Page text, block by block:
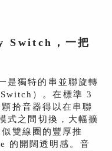
，一把
是獨特的串並聯旋轉
）。在標準 3
拾音器得以在串聯
式之間切換，大幅擴
雙線圈的豐厚推
的開闊透明感。音